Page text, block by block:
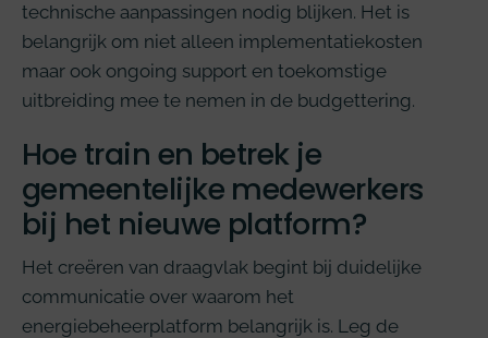
technische aanpassingen nodig blijken. Het is
belangrijk om niet alleen implementatiekosten
maar ook ongoing support en toekomstige
uitbreiding mee te nemen in de budgettering.
Hoe train en betrek je
gemeentelijke medewerkers
bij het nieuwe platform?
Het creëren van draagvlak begint bij duidelijke
communicatie over waarom het
energiebeheerplatform belangrijk is. Leg de